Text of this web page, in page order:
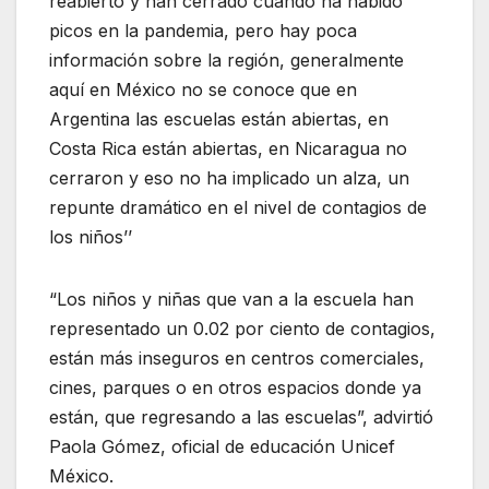
picos en la pandemia, pero hay poca
información sobre la región, generalmente
aquí en México no se conoce que en
Argentina las escuelas están abiertas, en
Costa Rica están abiertas, en Nicaragua no
cerraron y eso no ha implicado un alza, un
repunte dramático en el nivel de contagios de
los niños’’
“Los niños y niñas que van a la escuela han
representado un 0.02 por ciento de contagios,
están más inseguros en centros comerciales,
cines, parques o en otros espacios donde ya
están, que regresando a las escuelas”, advirtió
Paola Gómez, oficial de educación Unicef
México.